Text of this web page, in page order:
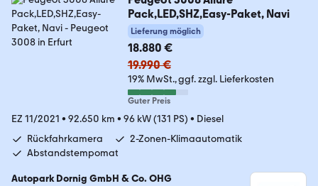
Pack,LED,SHZ,Easy-Paket, Navi
Lieferung möglich
18.880 €
19.990 €
19% MwSt. ggf. zzgl. Lieferkosten
Guter Preis
EZ 11/2021 • 92.650 km • 96 kW (131 PS) • Diesel
Rückfahrkamera
2-Zonen-Klimaautomatik
Abstandstempomat
Autopark Dornig GmbH & Co. OHG